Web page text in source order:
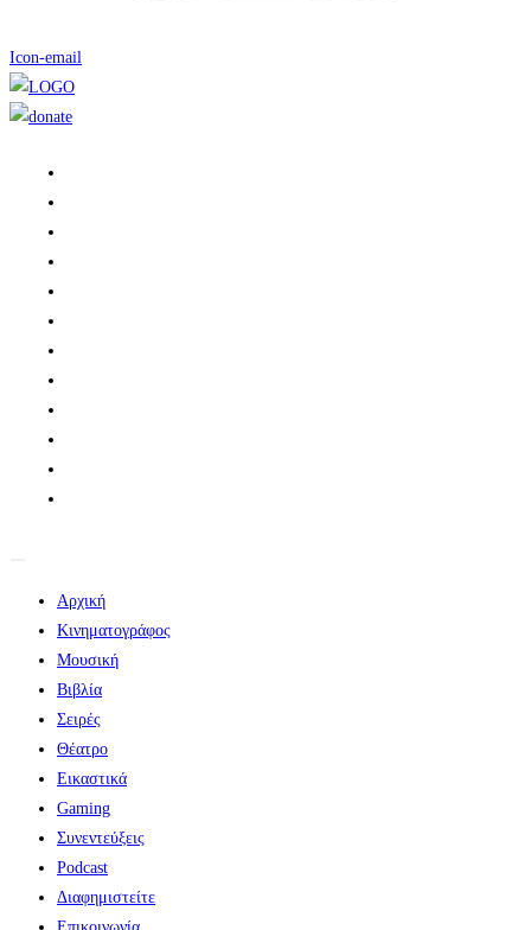
Icon-email
Αρχική
Κινηματογράφος
Μουσική
Βιβλία
Σειρές
Θέατρο
Εικαστικά
Gaming
Συνεντεύξεις
Podcast
Διαφημιστείτε